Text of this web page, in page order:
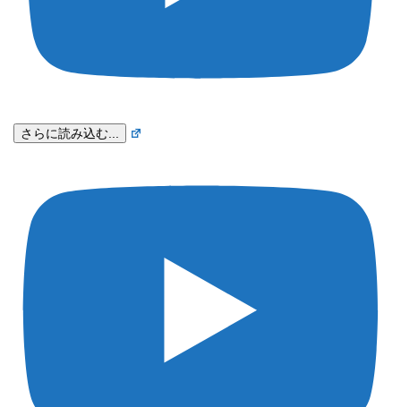
さらに読み込む...